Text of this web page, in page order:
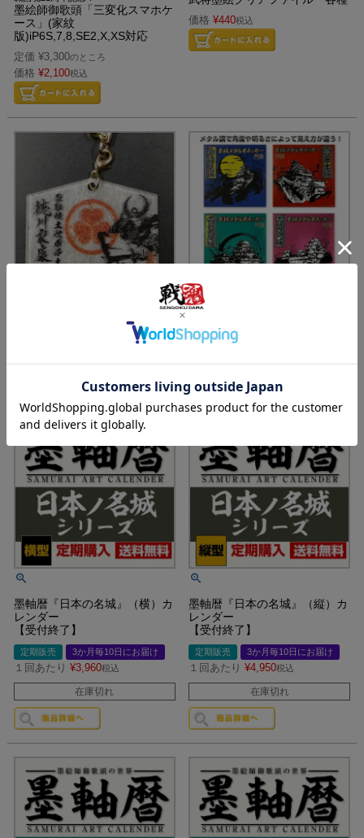
墨絵師御歌頭「三変化スマホケ
ース」(家紋
版)iP6S,7,8,SE2,X,XS対応
定価 ¥3,300のところ
価格 ¥2,100税込
価格 ¥440税込
絵馬アクリルキーホルダー お城メタルステッカー 全4種
墨軸暦『日本の名城』（横）カ
レンダー
【受付終了】
定期販売 3か月毎10日にお届け
１回あたり ¥3,960税込
在庫切れ
墨軸暦『日本の名城』（縦）カ
レンダー
【受付終了】
定期販売 3か月毎10日にお届け
１回あたり ¥4,950税込
在庫切れ